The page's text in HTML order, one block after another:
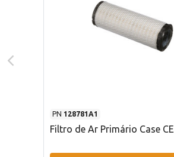
PN 128781A1
Filtro de Ar Primário Case CE